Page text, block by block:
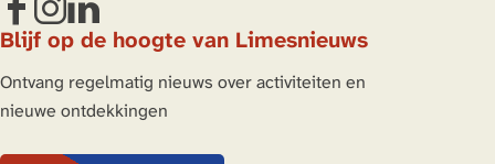
F
a
c
e
I
n
s
t
L
i
n
k
Blijf op de hoogte van Limesnieuws
Ontvang regelmatig nieuws over activiteiten en
nieuwe ontdekkingen